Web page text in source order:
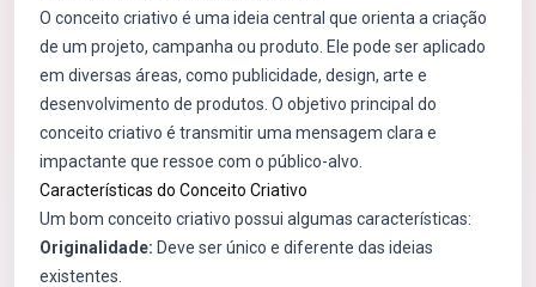
O conceito criativo é uma ideia central que orienta a criação
de um projeto, campanha ou produto. Ele pode ser aplicado
em diversas áreas, como publicidade, design, arte e
desenvolvimento de produtos. O objetivo principal do
conceito criativo é transmitir uma mensagem clara e
impactante que ressoe com o público-alvo.
Características do Conceito Criativo
Um bom conceito criativo possui algumas características:
Originalidade: Deve ser único e diferente das ideias
existentes.